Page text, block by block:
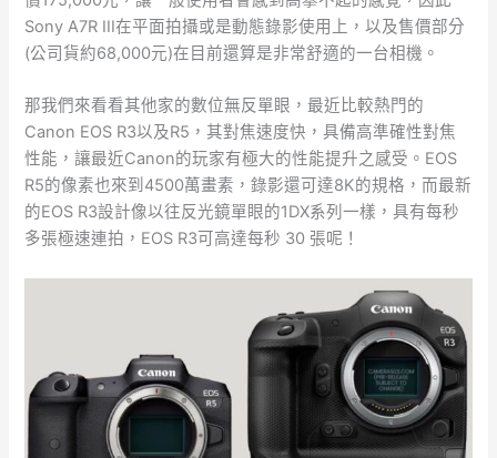
Sony A7R III在平面拍攝或是動態錄影使用上，以及售價部分
(公司貨約68,000元)在目前還算是非常舒適的一台相機。
那我們來看看其他家的數位無反單眼，最近比較熱門的
Canon EOS R3以及R5，其對焦速度快，具備高準確性對焦
性能，讓最近Canon的玩家有極大的性能提升之感受。EOS
R5的像素也來到4500萬畫素，錄影還可達8K的規格，而最新
的EOS R3設計像以往反光鏡單眼的1DX系列一樣，具有每秒
多張極速連拍，EOS R3可高達每秒 30 張呢！